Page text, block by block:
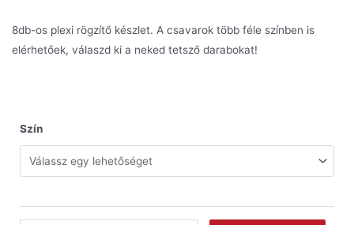
8db-os plexi rögzítő készlet. A csavarok több féle színben is
elérhetőek, válaszd ki a neked tetsző darabokat!
Szín